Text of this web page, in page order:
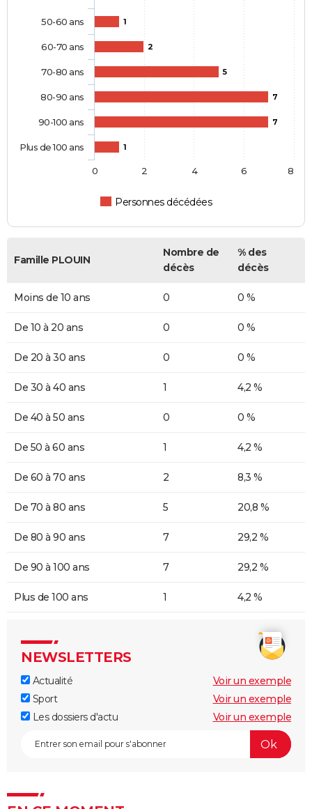
1
2
5
7
7
1
Personnes décédées
50-60 ans
60-70 ans
70-80 ans
80-90 ans
90-100 ans
Plus de 100 ans
0 2 4 6 8
Famille PLOUIN
Nombre de
décès
% des
décès
Moins de 10 ans 0 0 %
De 10 à 20 ans 0 0 %
De 20 à 30 ans 0 0 %
De 30 à 40 ans 1 4,2 %
De 40 à 50 ans 0 0 %
De 50 à 60 ans 1 4,2 %
De 60 à 70 ans 2 8,3 %
De 70 à 80 ans 5 20,8 %
De 80 à 90 ans 7 29,2 %
De 90 à 100 ans 7 29,2 %
Plus de 100 ans 1 4,2 %
NEWSLETTERS
Actualité
Voir un exemple
Sport
Voir un exemple
Les dossiers d'actu
Voir un exemple